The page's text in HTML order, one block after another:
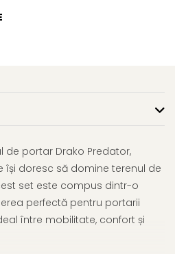
portar Drako Predator,
doresc să domine terenul de
set este compus dintr-o
perfectă pentru portarii
între mobilitate, confort și